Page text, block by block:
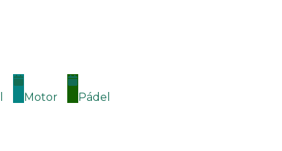
Motor Pádel